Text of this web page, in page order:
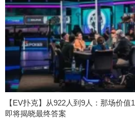
【EV扑克】从922人到9人：那场价值
即将揭晓最终答案